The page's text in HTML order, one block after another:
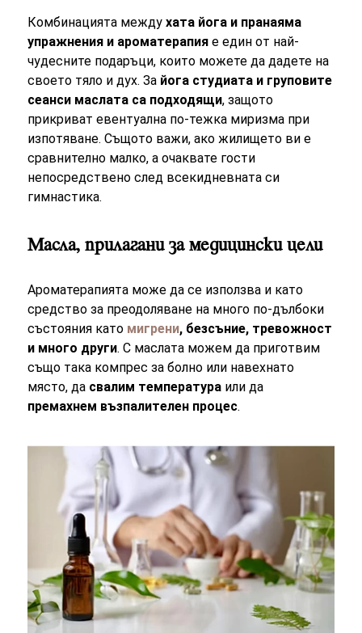
Комбинацията междухата йога и пранаяма
упражнения и ароматерапияе един от най-
чудесните подаръци, които можете да дадете на
своето тяло и дух. За йога студиата и груповите
сеанси маслата са подходящи, защото
прикриват евентуална по-тежка миризма при
изпотяване. Същото важи, ако жилището ви е
сравнително малко, а очаквате гости
непосредствено след всекидневната си
гимнастика.
Масла, прилагани за медицински цели
Ароматерапията може да се използва и като
средство за преодоляване на много по-дълбоки
състояния като мигрени, безсъние, тревожност
и много други. С маслата можем да приготвим
също така компрес за болно или навехнато
място, да свалим температура или да
премахнем възпалителен процес.